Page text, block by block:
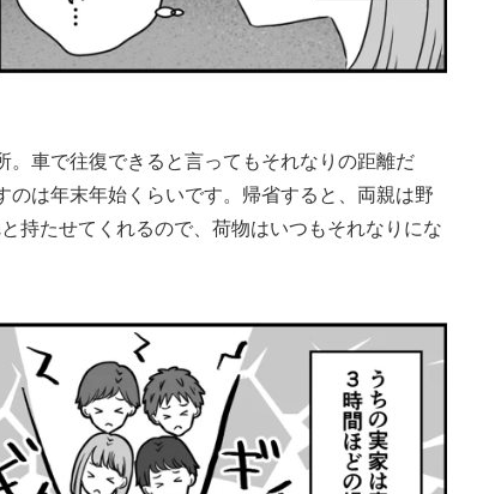
。車で往復できると言ってもそれなりの距離だ
のは年末年始くらいです。帰省すると、両親は野
持たせてくれるので、荷物はいつもそれなりにな